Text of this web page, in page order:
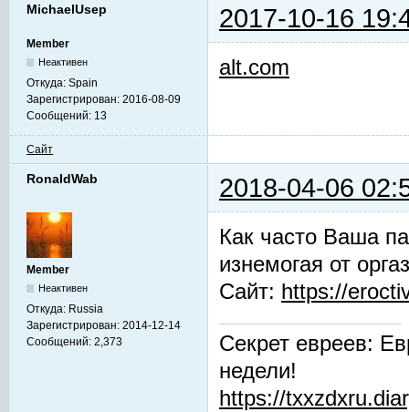
MichaelUsep 2017-10-16
Member
Неактивен
Откуда: Spain
Зарегистрирован: 2016-08-09
Сообщений: 13
alt.com
Сайт
RonaldWab 2018-04-06
Member
Неактивен
Откуда: Russia
Зарегистрирован: 2014-12-14
Сообщений: 2,373
Как часто Ваша
изнемогая от
Сайт: https://
Секрет евреев:
недели!
https://